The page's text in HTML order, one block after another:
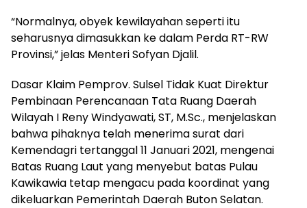
“Normalnya, obyek kewilayahan seperti itu
seharusnya dimasukkan ke dalam Perda RT-RW
Provinsi,” jelas Menteri Sofyan Djalil.
Dasar Klaim Pemprov. Sulsel Tidak Kuat Direktur
Pembinaan Perencanaan Tata Ruang Daerah
Wilayah I Reny Windyawati, ST, M.Sc., menjelaskan
bahwa pihaknya telah menerima surat dari
Kemendagri tertanggal 11 Januari 2021, mengenai
Batas Ruang Laut yang menyebut batas Pulau
Kawikawia tetap mengacu pada koordinat yang
dikeluarkan Pemerintah Daerah Buton Selatan.